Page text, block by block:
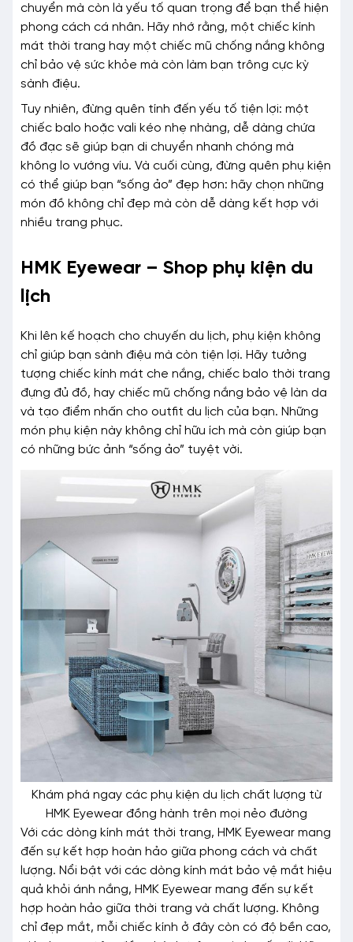
chuyển mà còn là yếu tố quan trọng để bạn thể hiện
phong cách cá nhân. Hãy nhớ rằng, một chiếc kính
mát thời trang hay một chiếc mũ chống nắng không
chỉ bảo vệ sức khỏe mà còn làm bạn trông cực kỳ
sành điệu.
Tuy nhiên, đừng quên tính đến yếu tố tiện lợi: một
chiếc balo hoặc vali kéo nhẹ nhàng, dễ dàng chứa
đồ đạc sẽ giúp bạn di chuyển nhanh chóng mà
không lo vướng víu. Và cuối cùng, đừng quên phụ kiện
có thể giúp bạn “sống ảo” đẹp hơn: hãy chọn những
món đồ không chỉ đẹp mà còn dễ dàng kết hợp với
nhiều trang phục.
HMK Eyewear – Shop phụ kiện du
lịch
Khi lên kế hoạch cho chuyến du lịch, phụ kiện không
chỉ giúp bạn sành điệu mà còn tiện lợi. Hãy tưởng
tượng chiếc kính mát che nắng, chiếc balo thời trang
đựng đủ đồ, hay chiếc mũ chống nắng bảo vệ làn da
và tạo điểm nhấn cho outfit du lịch của bạn. Những
món phụ kiện này không chỉ hữu ích mà còn giúp bạn
có những bức ảnh “sống ảo” tuyệt vời.
Khám phá ngay các phụ kiện du lịch chất lượng từ
HMK Eyewear đồng hành trên mọi nẻo đường
Với các dòng kính mát thời trang, HMK Eyewear mang
đến sự kết hợp hoàn hảo giữa phong cách và chất
lượng. Nổi bật với các dòng kính mát bảo vệ mắt hiệu
quả khỏi ánh nắng, HMK Eyewear mang đến sự kết
hợp hoàn hảo giữa thời trang và chất lượng. Không
chỉ đẹp mắt, mỗi chiếc kính ở đây còn có độ bền cao,